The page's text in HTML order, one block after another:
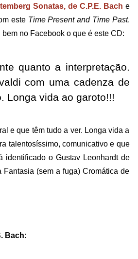
Sonatas, de C.P.E. Bach e
este Time Present and Time Past.
no Facebook o que é este CD:
quanto a interpretação.
com uma cadenza de
Longa vida ao garoto!!!
e que têm tudo a ver. Longa vida a
talentosíssimo, comunicativo e que
identificado o Gustav Leonhardt de
(sem a fuga) Cromática de
Bach: